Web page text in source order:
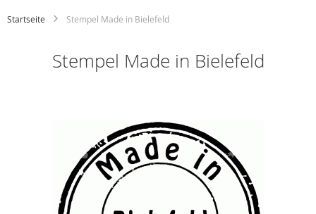
Startseite Stempel Made in Bielefeld
Stempel Made in Bielefeld